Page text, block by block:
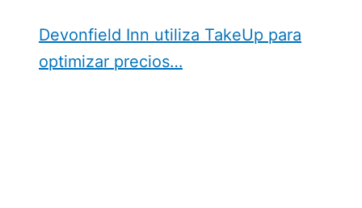
Devonfield Inn utiliza TakeUp para
optimizar precios…